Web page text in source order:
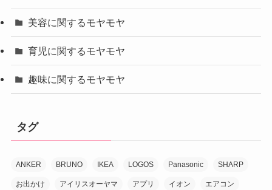
美容に関するモヤモヤ
育児に関するモヤモヤ
趣味に関するモヤモヤ
タグ
ANKER BRUNO IKEA LOGOS Panasonic SHARP
お出かけ アイリスオーヤマ アプリ イオン エアコン